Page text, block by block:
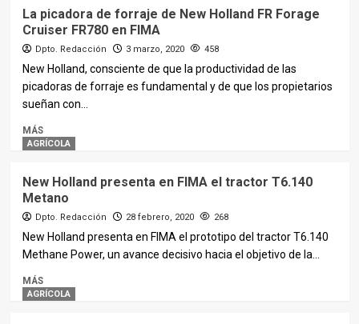
La picadora de forraje de New Holland FR Forage
Cruiser FR780 en FIMA
Dpto. Redacción 3 marzo, 2020 458
New Holland, consciente de que la productividad de las
picadoras de forraje es fundamental y de que los propietarios
sueñan con...
MÁS
AGRÍCOLA
New Holland presenta en FIMA el tractor T6.140
Metano
Dpto. Redacción 28 febrero, 2020 268
New Holland presenta en FIMA el prototipo del tractor T6.140
Methane Power, un avance decisivo hacia el objetivo de la...
MÁS
AGRÍCOLA